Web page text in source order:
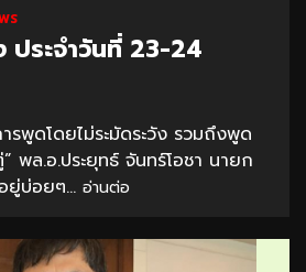
ประจำวันที่ 23-24
รพูดโดยไม่ระมัดระวัง รวมถึงพูด
พล.อ.ประยุทธ์ จันทร์โอชา นายก
ยู่บ่อยๆ... อ่านต่อ